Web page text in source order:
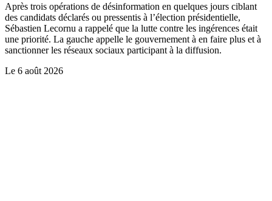
Après trois opérations de désinformation en quelques jours ciblant
des candidats déclarés ou pressentis à l’élection présidentielle,
Sébastien Lecornu a rappelé que la lutte contre les ingérences était
une priorité. La gauche appelle le gouvernement à en faire plus et à
sanctionner les réseaux sociaux participant à la diffusion.
Le 6 août 2026